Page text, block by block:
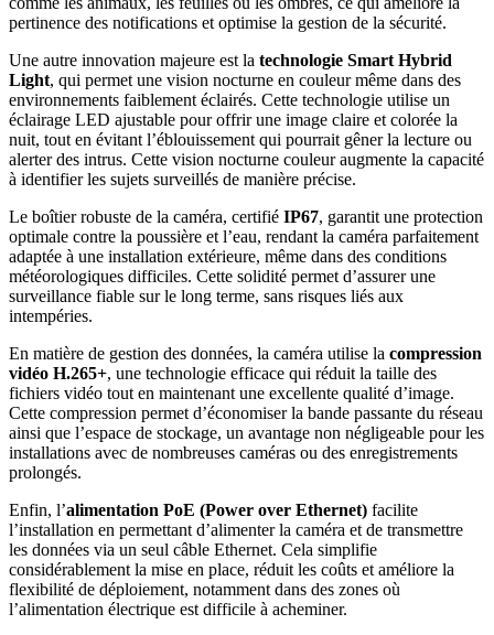
pertinence des notifications et optimise la gestion de la sécurité.
Une autre innovation majeure est la technologie Smart Hybrid
Light, qui permet une vision nocturne en couleur même dans des
environnements faiblement éclairés. Cette technologie utilise un
éclairage LED ajustable pour offrir une image claire et colorée la
nuit, tout en évitant l’éblouissement qui pourrait gêner la lecture ou
alerter des intrus. Cette vision nocturne couleur augmente la capacité
à identifier les sujets surveillés de manière précise.
Le boîtier robuste de la caméra, certifié IP67, garantit une protection
optimale contre la poussière et l’eau, rendant la caméra parfaitement
adaptée à une installation extérieure, même dans des conditions
météorologiques difficiles. Cette solidité permet d’assurer une
surveillance fiable sur le long terme, sans risques liés aux
intempéries.
En matière de gestion des données, la caméra utilise la compression
vidéo H.265+, une technologie efficace qui réduit la taille des
fichiers vidéo tout en maintenant une excellente qualité d’image.
Cette compression permet d’économiser la bande passante du réseau
ainsi que l’espace de stockage, un avantage non négligeable pour les
installations avec de nombreuses caméras ou des enregistrements
prolongés.
Enfin, l’alimentation PoE (Power over Ethernet) facilite
l’installation en permettant d’alimenter la caméra et de transmettre
les données via un seul câble Ethernet. Cela simplifie
considérablement la mise en place, réduit les coûts et améliore la
flexibilité de déploiement, notamment dans des zones où
l’alimentation électrique est difficile à acheminer.